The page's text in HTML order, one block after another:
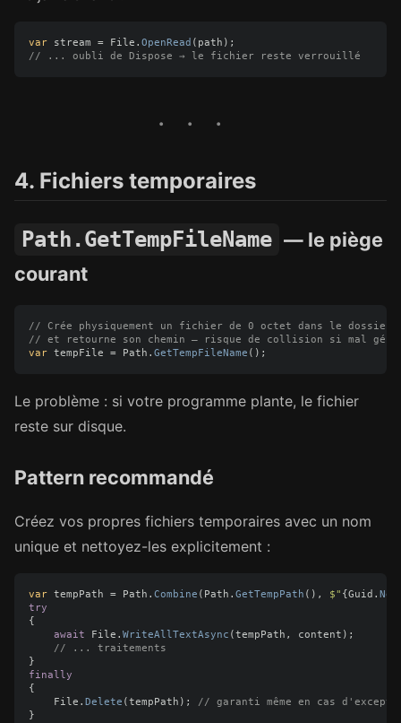
var stream = File . OpenRead ( path );
// ... oubli de Dispose → le fichier reste verrouillé
4. Fichiers temporaires
Path.GetTempFileName — le piège
courant
// Crée physiquement un fichier de 0 octet dans le dossier
// et retourne son chemin — risque de collision si mal géré
var tempFile = Path . GetTempFileName ();
Le problème : si votre programme plante, le fichier
reste sur disque.
Pattern recommandé
Créez vos propres fichiers temporaires avec un nom
unique et nettoyez-les explicitement :
var tempPath = Path . Combine ( Path . GetTempPath (), $" { Guid .
try
{
await
File . WriteAllTextAsync ( tempPath , content );
// ... traitements
}
finally
{
File . Delete ( tempPath );
// garanti même en cas
}